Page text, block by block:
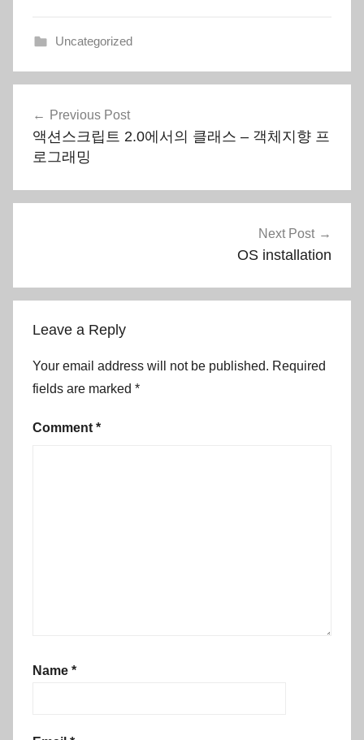
Uncategorized
navigation
Previous Post
액션스크립트 2.0에서의 클래스 – 객체지향 프
로그래밍
Next Post
OS installation
Leave a Reply
Your email address will not be published. Required
fields are marked *
Comment *
Name *